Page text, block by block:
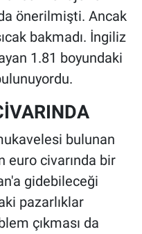
önerilmişti. Ancak
bakmadı. İngiliz
1.81 boyundaki
bulunan
euro civarında bir
gidebileceği
pazarlıklar
çıkması da